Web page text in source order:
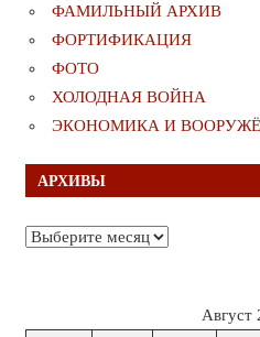
ФАМИЛЬНЫЙ АРХИВ
ФОРТИФИКАЦИЯ
ФОТО
ХОЛОДНАЯ ВОЙНА
ЭКОНОМИКА И
АРХИВЫ
Архивы
Август